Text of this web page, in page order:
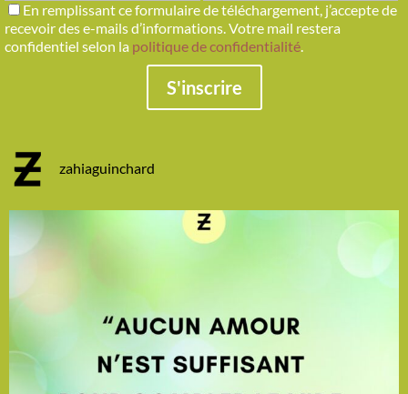
En remplissant ce formulaire de téléchargement, j’accepte de
recevoir des e-mails d’informations. Votre mail restera
confidentiel selon la politique de confidentialité.
S'inscrire
zahiaguinchard